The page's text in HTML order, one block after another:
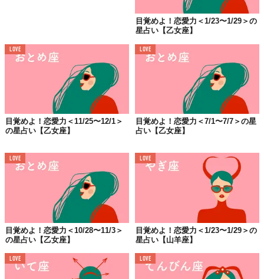
目覚めよ！恋愛力＜1/23〜1/29＞の
星占い【乙女座】
LOVE
目覚めよ！恋愛力＜11/25〜12/1＞
の星占い【乙女座】
LOVE
目覚めよ！恋愛力＜7/1〜7/7＞の星
占い【乙女座】
LOVE
目覚めよ！恋愛力＜10/28〜11/3＞
の星占い【乙女座】
LOVE
目覚めよ！恋愛力＜1/23〜1/29＞の
星占い【山羊座】
LOVE LOVE